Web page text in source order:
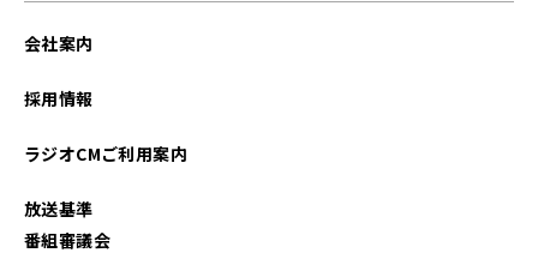
会社案内
採用情報
ラジオCMご利用案内
放送基準
番組審議会